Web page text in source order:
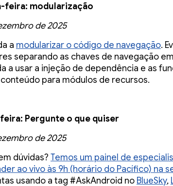
feira: modularização
de 2025
a modularizar o código de navegação.
separando as chaves de navegação
a usar a injeção de dependência e as
para módulos de recursos.
Pergunte o que quiser
de 2025
dúvidas? Temos um painel de
ao vivo às 9h (horário do Pacífico) na
usando a tag #AskAndroid no BlueSky,